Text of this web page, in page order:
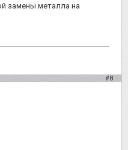
замены металла на
#8